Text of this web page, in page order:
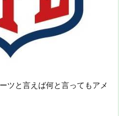
ツと言えば何と言ってもアメ